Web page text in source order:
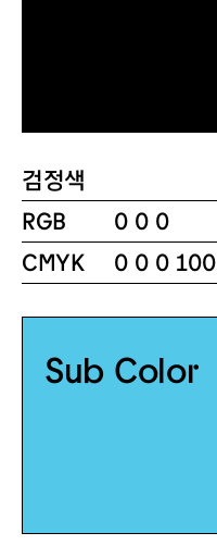
검정색
RGB
0 0 0
CMYK
0 0 0 100
Sub Color